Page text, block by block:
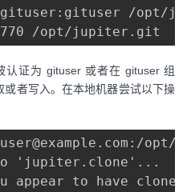
/opt/
证为 gituser 或者在 gituser 组
者写入。在本地机器尝试以下操
opt/
'jupiter.clone'...